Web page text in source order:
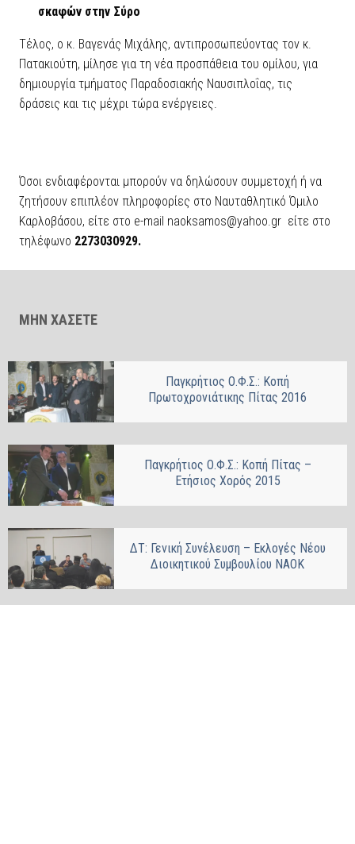
σκαφών στην Σύρο
Τέλος, ο κ. Βαγενάς Μιχάλης, αντιπροσωπεύοντας τον κ.
Πατακιούτη, μίλησε για τη νέα προσπάθεια του ομίλου, για
δημιουργία τμήματος Παραδοσιακής Ναυσιπλοΐας, τις
δράσεις και τις μέχρι τώρα ενέργειες.
Όσοι ενδιαφέρονται μπορούν να δηλώσουν συμμετοχή ή να
ζητήσουν επιπλέον πληροφορίες στο Ναυταθλητικό Όμιλο
Καρλοβάσου, είτε στο e-mail naoksamos@yahoo.gr είτε στο
τηλέφωνο 2273030929.
ΜΗΝ ΧΑΣΕΤΕ
Παγκρήτιος Ο.Φ.Σ.: Κοπή
Πρωτοχρονιάτικης Πίτας 2016
Παγκρήτιος Ο.Φ.Σ.: Κοπή Πίτας –
Ετήσιος Χορός 2015
ΔΤ: Γενική Συνέλευση – Εκλογές Νέου
Διοικητικού Συμβουλίου ΝΑΟΚ